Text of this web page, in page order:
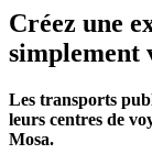
Créez une
simplement
Les transports
leurs centres de
Mosa.